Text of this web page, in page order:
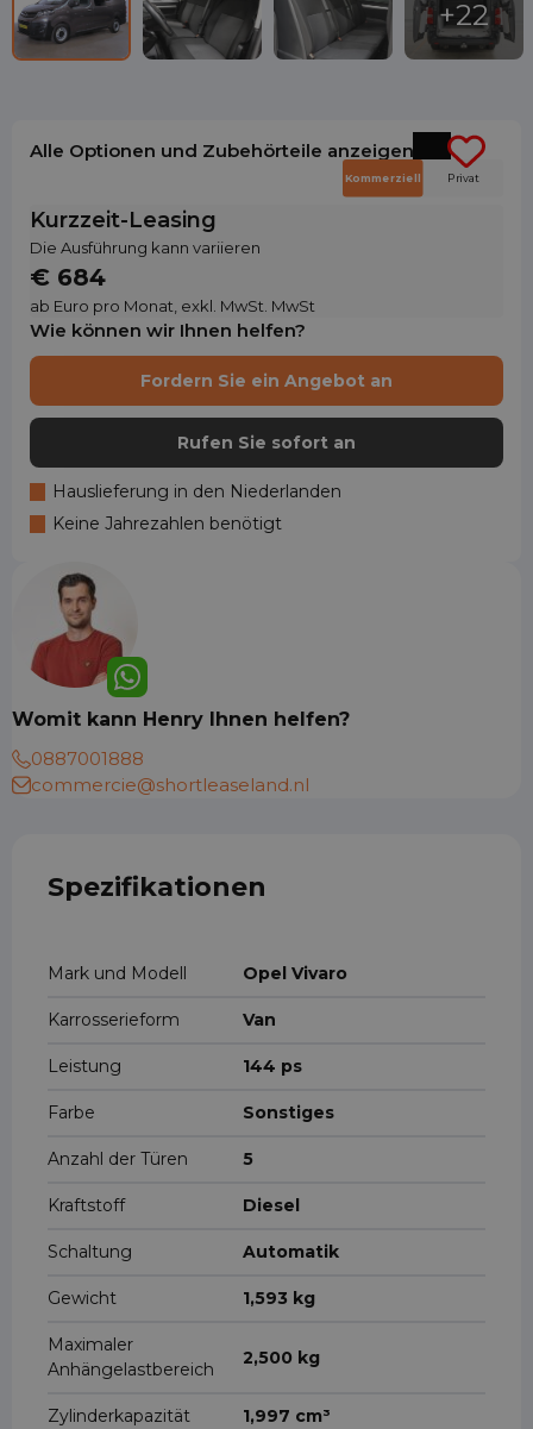
Alle Optionen und Zubehörteile anzeigen
Kurzzeit-Leasing
Die Ausführung kann variieren
€ 684
ab Euro pro Monat, exkl. MwSt. MwSt
Kommerziell Privat
Wie können wir Ihnen helfen?
Fordern Sie ein Angebot an
Rufen Sie sofort an
Hauslieferung in den Niederlanden
Keine Jahrezahlen benötigt
Womit kann Henry Ihnen helfen?
0887001888
commercie@shortleaseland.nl
Spezifikationen
Mark und Modell Opel Vivaro
Karrosserieform Van
Leistung 144 ps
Farbe Sonstiges
Anzahl der Türen 5
Kraftstoff Diesel
Schaltung Automatik
Gewicht 1,593 kg
Maximaler
Anhängelastbereich
2,500 kg
Zylinderkapazität 1,997 cm³